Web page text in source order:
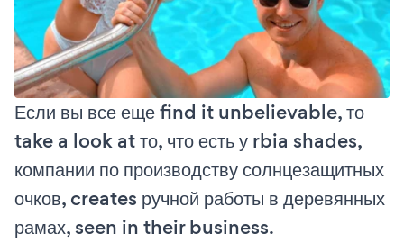
Если вы все еще find it unbelievable, то
take a look at то, что есть у rbia shades,
компании по производству солнцезащитных
очков, creates ручной работы в деревянных
рамах, seen in their business.